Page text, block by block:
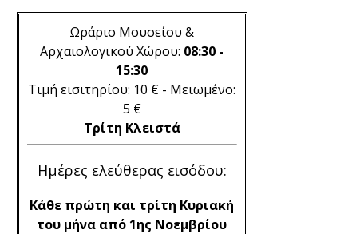
Ωράριο Μουσείου &
Αρχαιολογικού Χώρου: 08:30 -
15:30
Τιμή εισιτηρίου: 10 € - Μειωμένο:
5 €
Τρίτη Κλειστά
Ημέρες ελεύθερας εισόδου:
Κάθε πρώτη και τρίτη Κυριακή
του μήνα από 1ης Νοεμβρίου